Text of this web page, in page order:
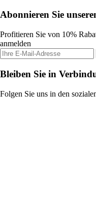
Abonnieren Sie
Profitieren Sie von 10%
anmelden
Bleiben Sie in
Folgen Sie uns in den